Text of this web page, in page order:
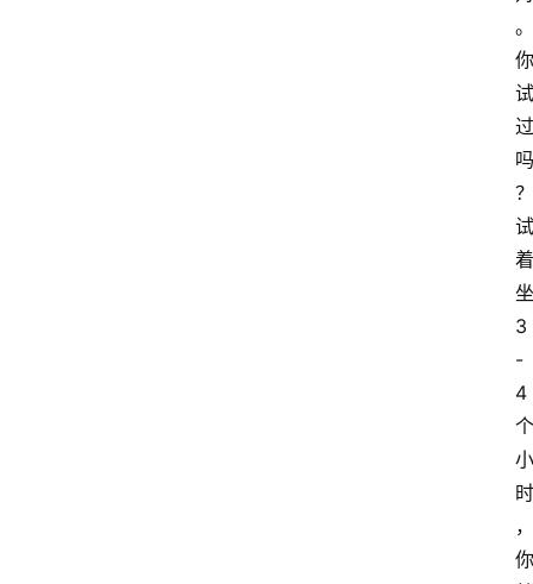
。
你
试
过
吗
？
试
着
坐
3
-
4
个
小
时
，
你